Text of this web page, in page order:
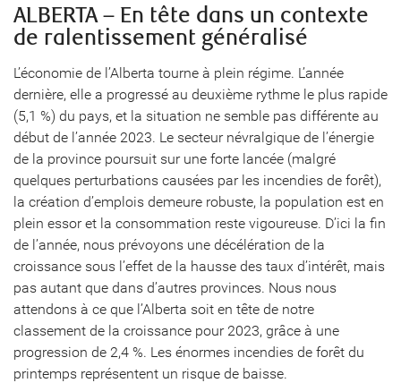
ALBERTA – En tête dans un contexte
de ralentissement généralisé
L’économie de l’Alberta tourne à plein régime. L’année
dernière, elle a progressé au deuxième rythme le plus rapide
(5,1 %) du pays, et la situation ne semble pas différente au
début de l’année 2023. Le secteur névralgique de l’énergie
de la province poursuit sur une forte lancée (malgré
quelques perturbations causées par les incendies de forêt),
la création d’emplois demeure robuste, la population est en
plein essor et la consommation reste vigoureuse. D’ici la fin
de l’année, nous prévoyons une décélération de la
croissance sous l’effet de la hausse des taux d’intérêt, mais
pas autant que dans d’autres provinces. Nous nous
attendons à ce que l’Alberta soit en tête de notre
classement de la croissance pour 2023, grâce à une
progression de 2,4 %. Les énormes incendies de forêt du
printemps représentent un risque de baisse.